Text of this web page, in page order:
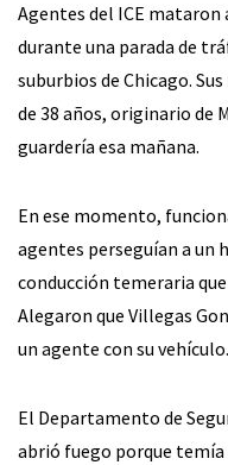
Agentes del ICE mataron
durante una parada de
suburbios de Chicago.
de 38 años, originario de
guardería esa mañana.
En ese momento,
agentes perseguían a un
conducción temeraria
Alegaron que Villegas
un agente con su vehículo.
El Departamento de
abrió fuego porque